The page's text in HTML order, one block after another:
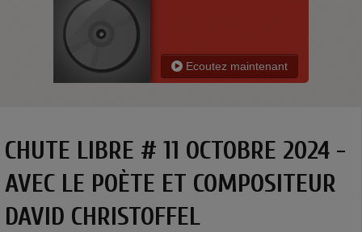
Ecoutez maintenant
CHUTE LIBRE # 11 OCTOBRE 2024 -
AVEC LE POÈTE ET COMPOSITEUR
DAVID CHRISTOFFEL